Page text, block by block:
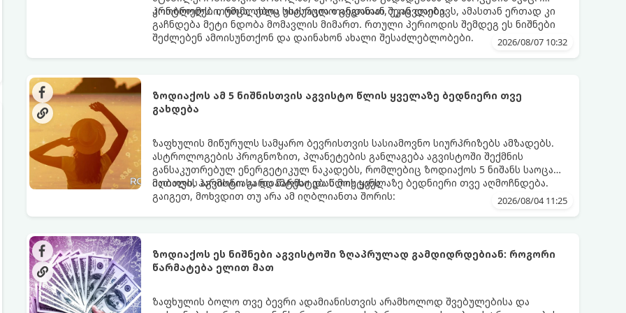
კონტროლს. თუმცა, ახლა სიტუაცია თანდათან შეიცვლება.
პრობლემები, რომლებიც უსასრულო გეგონათ, უკან დაიხევს, ამასთან ერთად კი
გაჩნდება მეტი ნდობა მომავლის მიმართ. რთული პერიოდის შემდეგ ეს ნიშნები
შეძლებენ ამოისუნთქონ და დაინახონ ახალი შესაძლებლობები.
2026/08/07 10:32
ზოდიაქოს ამ 5 ნიშნისთვის აგვისტო წლის ყველაზე ბედნიერი თვე
გახდება
ზაფხულის მიწურულს სამყარო ბევრისთვის სასიამოვნო სიურპრიზებს ამზადებს.
ასტროლოგების პროგნოზით, პლანეტების განლაგება აგვისტოში შექმნის
განსაკუთრებულ ენერგეტიკულ ნაკადებს, რომლებიც ზოდიაქოს 5 ნიშანს საოცარ
იღბალს, ჰარმონიასა და წარმატებას მოუტანს.
მათთვის აგვისტო გარდამტეხი და წლის ყველაზე ბედნიერი თვე აღმოჩნდება.
გაიგეთ, მოხვდით თუ არა ამ იღბლიანთა შორის:
2026/08/04 11:25
ზოდიაქოს ეს ნიშნები აგვისტოში ზღაპრულად გამდიდრდებიან: როგორი
წარმატება ელით მათ
ზაფხულის ბოლო თვე ბევრი ადამიანისთვის არამხოლოდ შვებულებისა და